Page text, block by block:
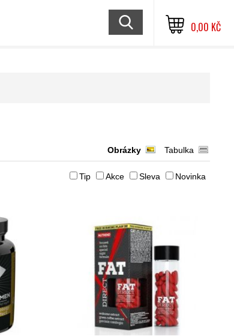
0,00 KČ
Obrázky Tabulka
Tip Akce Sleva Novinka